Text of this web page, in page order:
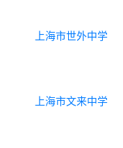
上海市世外中学
上海市文来中学